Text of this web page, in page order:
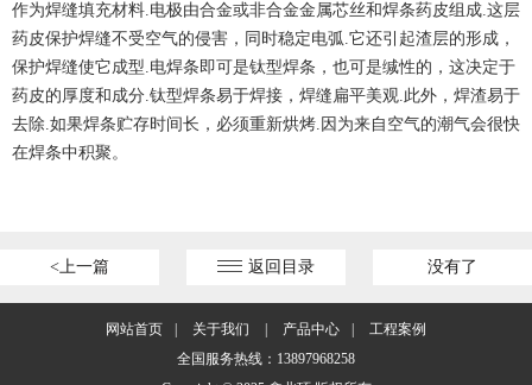
作为焊缝填充材料.电极由合金或非合金金属芯丝和焊条药皮组成.这层
药皮保护焊缝不受空气的侵害，同时稳定电弧.它还引起渣层的形成，
保护焊缝使它成型.电焊条即可是钛型焊条，也可是缄性的，这决定于
药皮的厚度和成分.钛型焊条易于焊接，焊缝扁平美观.此外，焊渣易于
去除.如果焊条贮存时间长，必须重新烘烤.因为来自空气的潮气会很快
在焊条中积聚。
<上一篇 返回目录 没有了
网站首页 关于我们 产品中心
工程案例
全国服务热线：13897968258